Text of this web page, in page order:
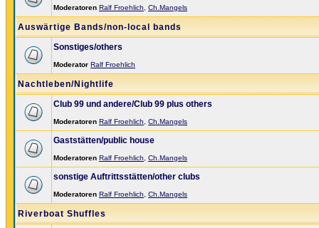
Moderatoren Ralf Froehlich Ch.Mangels
Auswärtige Bands/non-local bands
Sonstiges/others
Moderator Ralf Froehlich
Nachtleben/Nightlife
Club 99 und andere/Club 99 plus others
Moderatoren Ralf Froehlich Ch.Mangels
Gaststätten/public house
Moderatoren Ralf Froehlich Ch.Mangels
sonstige Auftrittsstätten/other clubs
Moderatoren Ralf Froehlich Ch.Mangels
Riverboat Shuffles